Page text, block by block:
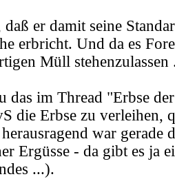
er damit seine
erbricht. Und da es
Müll stehenzulassen
das im Thread "Erbse
die Erbse zu verleihen,
war gerade
Ergüsse - da gibt es ja
...).